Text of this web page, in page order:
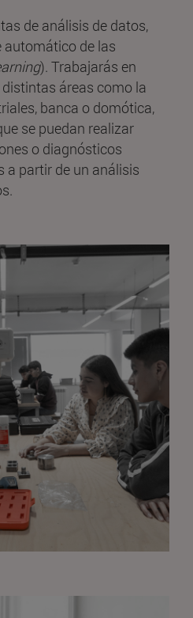
de análisis de datos,
automático de las
). Trabajarás en
áreas como la
banca o domótica,
se puedan realizar
o diagnósticos
a partir de un análisis